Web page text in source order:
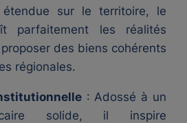
étendue sur le territoire, le
parfaitement les réalités
des biens cohérents
régionales.
: Adossé à un
solide, il inspire